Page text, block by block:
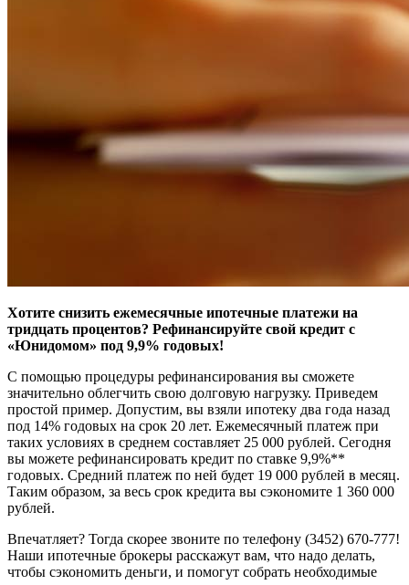
Хотите снизить ежемесячные ипотечные платежи на
тридцать процентов? Рефинансируйте свой кредит с
«Юнидомом» под 9,9% годовых!
С помощью процедуры рефинансирования вы сможете
значительно облегчить свою долговую нагрузку. Приведем
простой пример. Допустим, вы взяли ипотеку два года назад
под 14% годовых на срок 20 лет. Ежемесячный платеж при
таких условиях в среднем составляет 25 000 рублей. Сегодня
вы можете рефинансировать кредит по ставке 9,9%**
годовых. Средний платеж по ней будет 19 000 рублей в месяц.
Таким образом, за весь срок кредита вы сэкономите 1 360 000
рублей.
Впечатляет? Тогда скорее звоните по телефону (3452) 670-777!
Наши ипотечные брокеры расскажут вам, что надо делать,
чтобы сэкономить деньги, и помогут собрать необходимые